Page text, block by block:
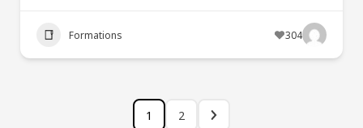
Formations 304
1 2